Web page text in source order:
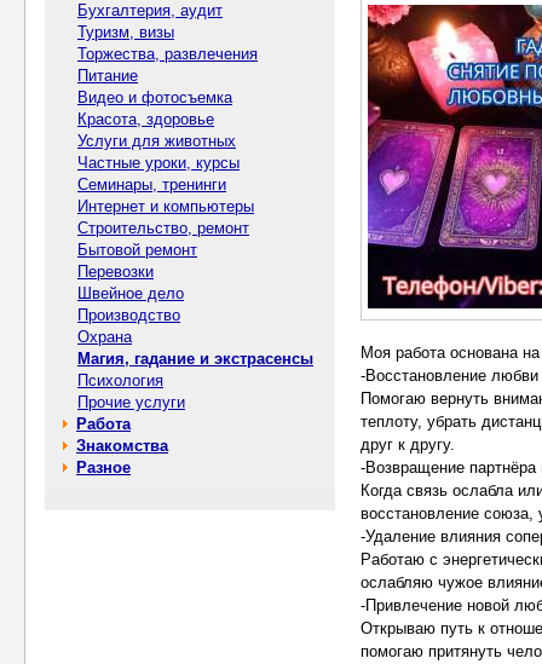
Бухгалтерия, аудит
Туризм, визы
Торжества, развлечения
Питание
Видео и фотосъемка
Красота, здоровье
Услуги для животных
Частные уроки, курсы
Семинары, тренинги
Интернет и компьютеры
Строительство, ремонт
Бытовой ремонт
Перевозки
Швейное дело
Производство
Охрана
Магия, гадание и экстрасенсы
Психология
Прочие услуги
Работа
Знакомства
Разное
Моя работа основана
-Восстановление
Помогаю вернуть
теплоту, убрать
друг к другу.
-Возвращение
Когда связь ослабла
восстановление союза,
-Удаление влияния
Работаю с
ослабляю чужое
-Привлечение новой
Открываю путь к
помогаю притянуть